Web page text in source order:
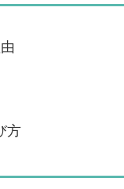
方